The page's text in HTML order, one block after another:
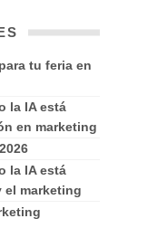
tu feria en
la IA está
en marketing
la IA está
marketing